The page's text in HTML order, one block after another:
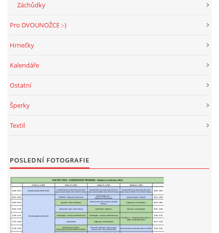
PODPORA
HISTORIE 2022
KONTAKT
JAK NÁM POMOCI
NAPSALI O NÁS
Záchůdky
Pro DVOUNOŽCE :-)
Hrnečky
Kalendáře
Ostatní
Šperky
Textil
POSLEDNÍ FOTOGRAFIE